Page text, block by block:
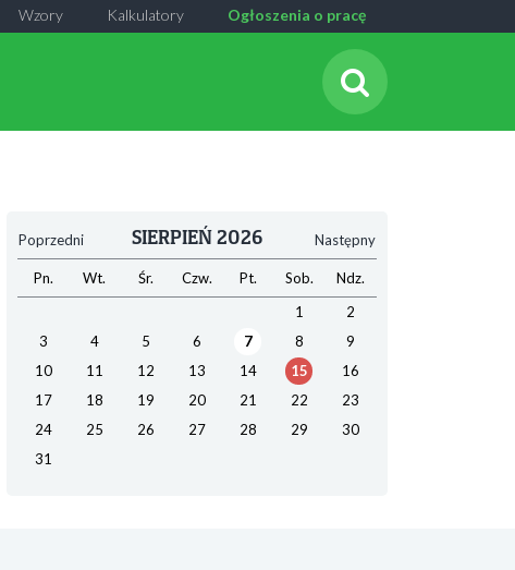
Ogłoszenia o pracę
Kalkulatory
Wzory
Poprzedni Następny
SIERPIEŃ 2026
Pn. Wt. Śr. Czw. Pt. Sob.
Ndz.
1
2
3
4 5 6 7 8
9
10
11 12 13 14 15
16
17
18 19 20 21 22
23
24
25 26 27 28 29
30
31